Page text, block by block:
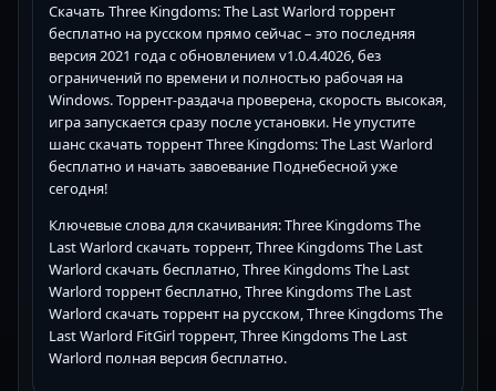
Скачать Three Kingdoms: The Last Warlord торрент
бесплатно на русском прямо сейчас – это последняя
версия 2021 года с обновлением v1.0.4.4026, без
ограничений по времени и полностью рабочая на
Windows. Торрент-раздача проверена, скорость высокая,
игра запускается сразу после установки. Не упустите
шанс скачать торрент Three Kingdoms: The Last Warlord
бесплатно и начать завоевание Поднебесной уже
сегодня!
Ключевые слова для скачивания: Three Kingdoms The
Last Warlord скачать торрент, Three Kingdoms The Last
Warlord скачать бесплатно, Three Kingdoms The Last
Warlord торрент бесплатно, Three Kingdoms The Last
Warlord скачать торрент на русском, Three Kingdoms The
Last Warlord FitGirl торрент, Three Kingdoms The Last
Warlord полная версия бесплатно.